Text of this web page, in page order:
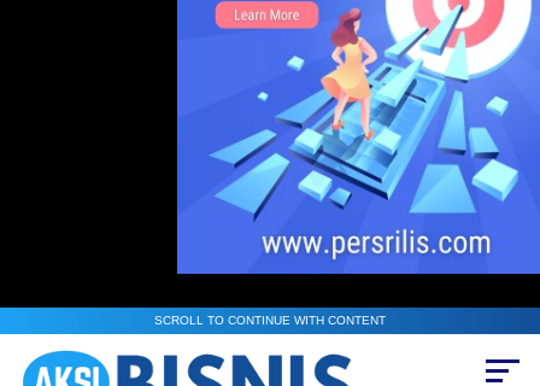
SCROLL TO CONTINUE WITH CONTENT